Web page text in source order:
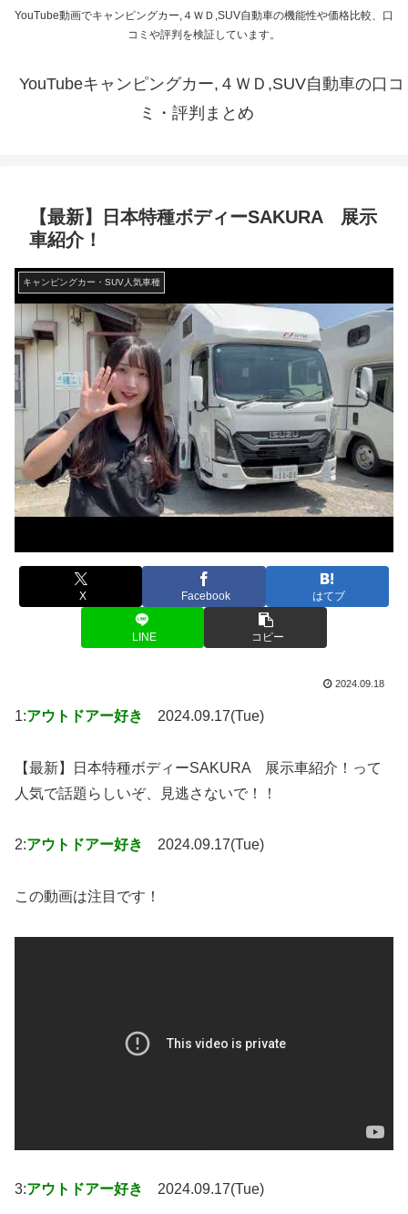
YouTube動画でキャンピングカー,４ＷＤ,SUV自動車の機能性や価格比較、口
コミや評判を検証しています。
YouTubeキャンピングカー,４ＷＤ,SUV自動車の口コ
ミ・評判まとめ
【最新】日本特種ボディーSAKURA 展示
車紹介！
キャンピングカー・SUV人気車種
X Facebook はてブ
LINE コピー
2024.09.18
1:アウトドアー好き 2024.09.17(Tue)
【最新】日本特種ボディーSAKURA 展示車紹介！って
人気で話題らしいぞ、見逃さないで！！
2:アウトドアー好き 2024.09.17(Tue)
この動画は注目です！
3:アウトドアー好き 2024.09.17(Tue)